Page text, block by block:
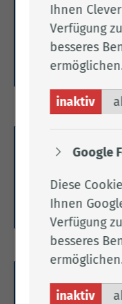
Kfz-Zulassung
Hier finden Sie
Weitere
Meldewesen
Hier finden Sie
Weitere
Ihnen
Verfügung
besseres
inaktiv
Google
Diese
Ihnen
Verfügung
besseres
inaktiv